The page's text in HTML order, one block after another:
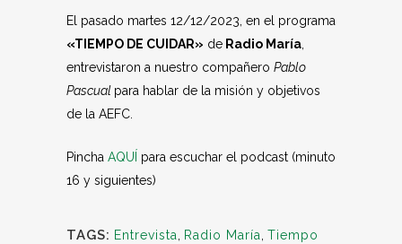
El pasado martes 12/12/2023, en el programa
«TIEMPO DE CUIDAR» de Radio María
entrevistaron a nuestro compañero Pablo
Pascual para hablar de la misión y objetivos
de la AEFC.
Pincha AQUÍ para escuchar el podcast (minuto
16 y siguientes)
TAGS: Entrevista Radio María Tiempo